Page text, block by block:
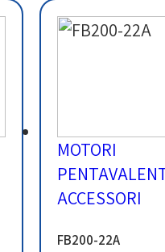
FB200-22A
MOTORI
ACCESSORI